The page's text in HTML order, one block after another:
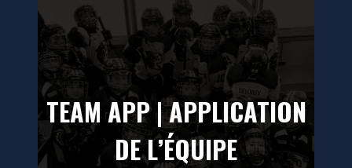
TEAM APP | APPLICATION
DE L’ÉQUIPE